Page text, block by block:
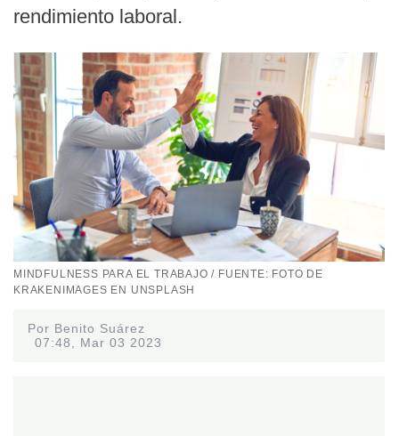
rendimiento laboral.
MINDFULNESS PARA EL TRABAJO / FUENTE: FOTO DE
KRAKENIMAGES EN UNSPLASH
Por Benito Suárez
07:48, Mar 03 2023